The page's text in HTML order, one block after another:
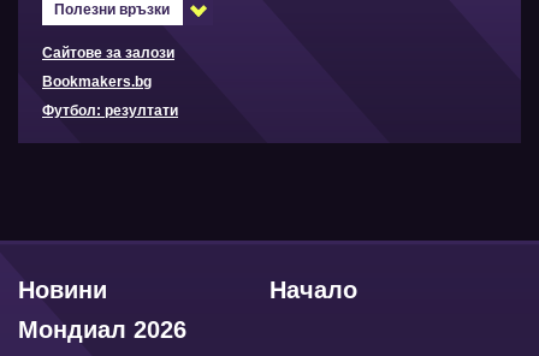
Полезни връзки
Сайтове за залози
Bookmakers.bg
Футбол: резултати
Начало
Новини
Мондиал 2026